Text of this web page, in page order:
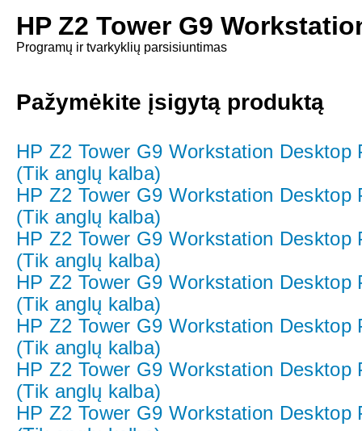
HP Z2 Tower G9
Programų ir tvarkyklių parsisiuntimas
Pažymėkite įsigytą produktą
HP Z2 Tower G9 Workstation Desktop
(Tik anglų kalba)
HP Z2 Tower G9 Workstation Desktop
(Tik anglų kalba)
HP Z2 Tower G9 Workstation Desktop
(Tik anglų kalba)
HP Z2 Tower G9 Workstation Desktop
(Tik anglų kalba)
HP Z2 Tower G9 Workstation Desktop
(Tik anglų kalba)
HP Z2 Tower G9 Workstation Desktop
(Tik anglų kalba)
HP Z2 Tower G9 Workstation Desktop